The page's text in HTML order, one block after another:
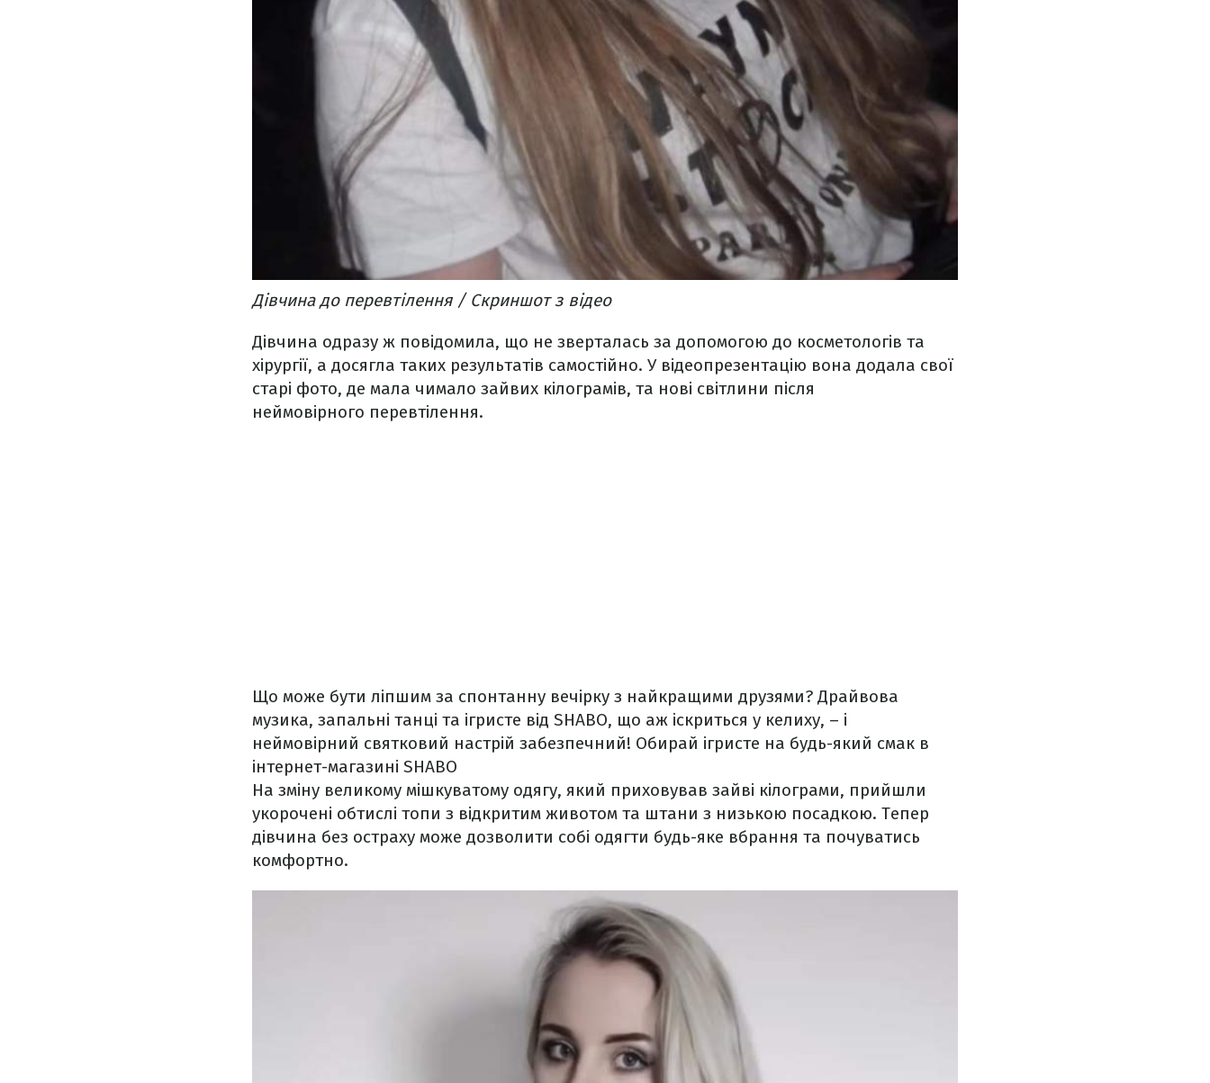
Дівчина до перевтілення / Скриншот з відео
Дівчина одразу ж повідомила, що не зверталась за допомогою до косметологів та
хірургії, а досягла таких результатів самостійно. У відеопрезентацію вона додала свої
старі фото, де мала чимало зайвих кілограмів, та нові світлини після
неймовірного перевтілення.
Що може бути ліпшим за спонтанну вечірку з найкращими друзями? Драйвова
музика, запальні танці та ігристе від SHABO, що аж іскриться у келиху, – і
неймовірний святковий настрій забезпечний! Обирай ігристе на будь-який смак в
інтернет-магазині SHABO
На зміну великому мішкуватому одягу, який приховував зайві кілограми, прийшли
укорочені обтислі топи з відкритим животом та штани з низькою посадкою. Тепер
дівчина без остраху може дозволити собі одягти будь-яке вбрання та почуватись
комфортно.